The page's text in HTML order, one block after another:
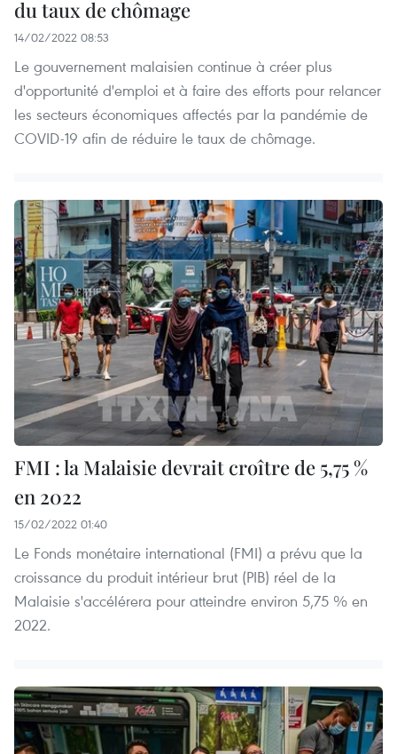
du taux de chômage
14/02/2022 08:53
Le gouvernement malaisien continue à créer plus
d'opportunité d'emploi et à faire des efforts pour relancer
les secteurs économiques affectés par la pandémie de
COVID-19 afin de réduire le taux de chômage.
FMI : la Malaisie devrait croître de 5,75 %
en 2022
15/02/2022 01:40
Le Fonds monétaire international (FMI) a prévu que la
croissance du produit intérieur brut (PIB) réel de la
Malaisie s'accélérera pour atteindre environ 5,75 % en
2022.